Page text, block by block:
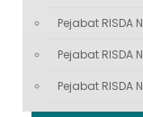
Pejabat RISDA
Pejabat RISDA
Pejabat RISDA